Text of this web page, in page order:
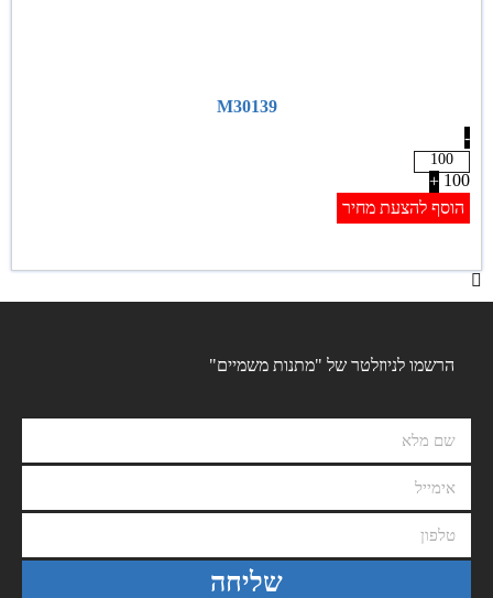
M30139
-
100
+
הוסף להצעת מחיר
הרשמו לניוזלטר של "מתנות משמיים"
שליחה